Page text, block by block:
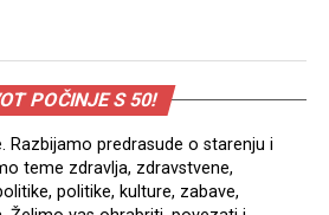
POČINJE S 50!
Razbijamo predrasude o starenju i
teme zdravlja, zdravstvene,
politike, kulture, zabave,